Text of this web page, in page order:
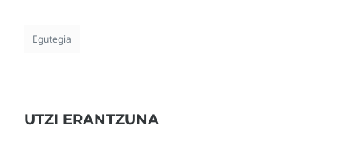
Egutegia
UTZI ERANTZUNA